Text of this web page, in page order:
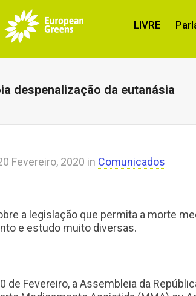
LIVRE
despenalização da eutanásia
Fevereiro, 2020 in Comunicados
a legislação que permita a morte
e estudo muito diversas.
de Fevereiro, a Assembleia da